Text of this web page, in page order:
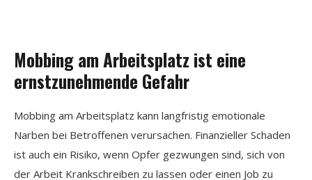
Mobbing am Arbeitsplatz ist eine
ernstzunehmende Gefahr
Mobbing am Arbeitsplatz kann langfristig emotionale
Narben bei Betroffenen verursachen. Finanzieller Schaden
ist auch ein Risiko, wenn Opfer gezwungen sind, sich von
der Arbeit Krankschreiben zu lassen oder einen Job zu